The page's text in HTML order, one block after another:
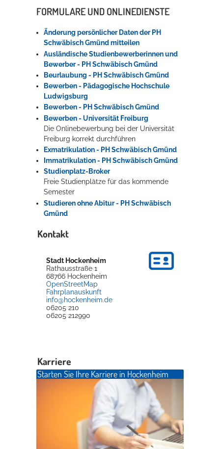
FORMULARE UND ONLINEDIENSTE
Änderung persönlicher Daten der PH
Schwäbisch Gmünd mitteilen
Ausländische Studienbewerberinnen und
Bewerber - PH Schwäbisch Gmünd
Beurlaubung - PH Schwäbisch Gmünd
Bewerben - Pädagogische Hochschule
Ludwigsburg
Bewerben - PH Schwäbisch Gmünd
Bewerben - Universität Freiburg
Die Onlinebewerbung bei der Universität
Freiburg korrekt durchführen
Exmatrikulation - PH Schwäbisch Gmünd
Immatrikulation - PH Schwäbisch Gmünd
Studienplatz-Broker
Freie Studienplätze für das kommende
Semester
Studieren ohne Abitur - PH Schwäbisch
Gmünd
Kontakt
Stadt Hockenheim
Rathausstraße 1
68766 Hockenheim
OpenStreetMap
Fahrplanauskunft
info@hockenheim.de
06205 210
06205 212990
Karriere
Starten Sie Ihre Karriere in Hockenheim